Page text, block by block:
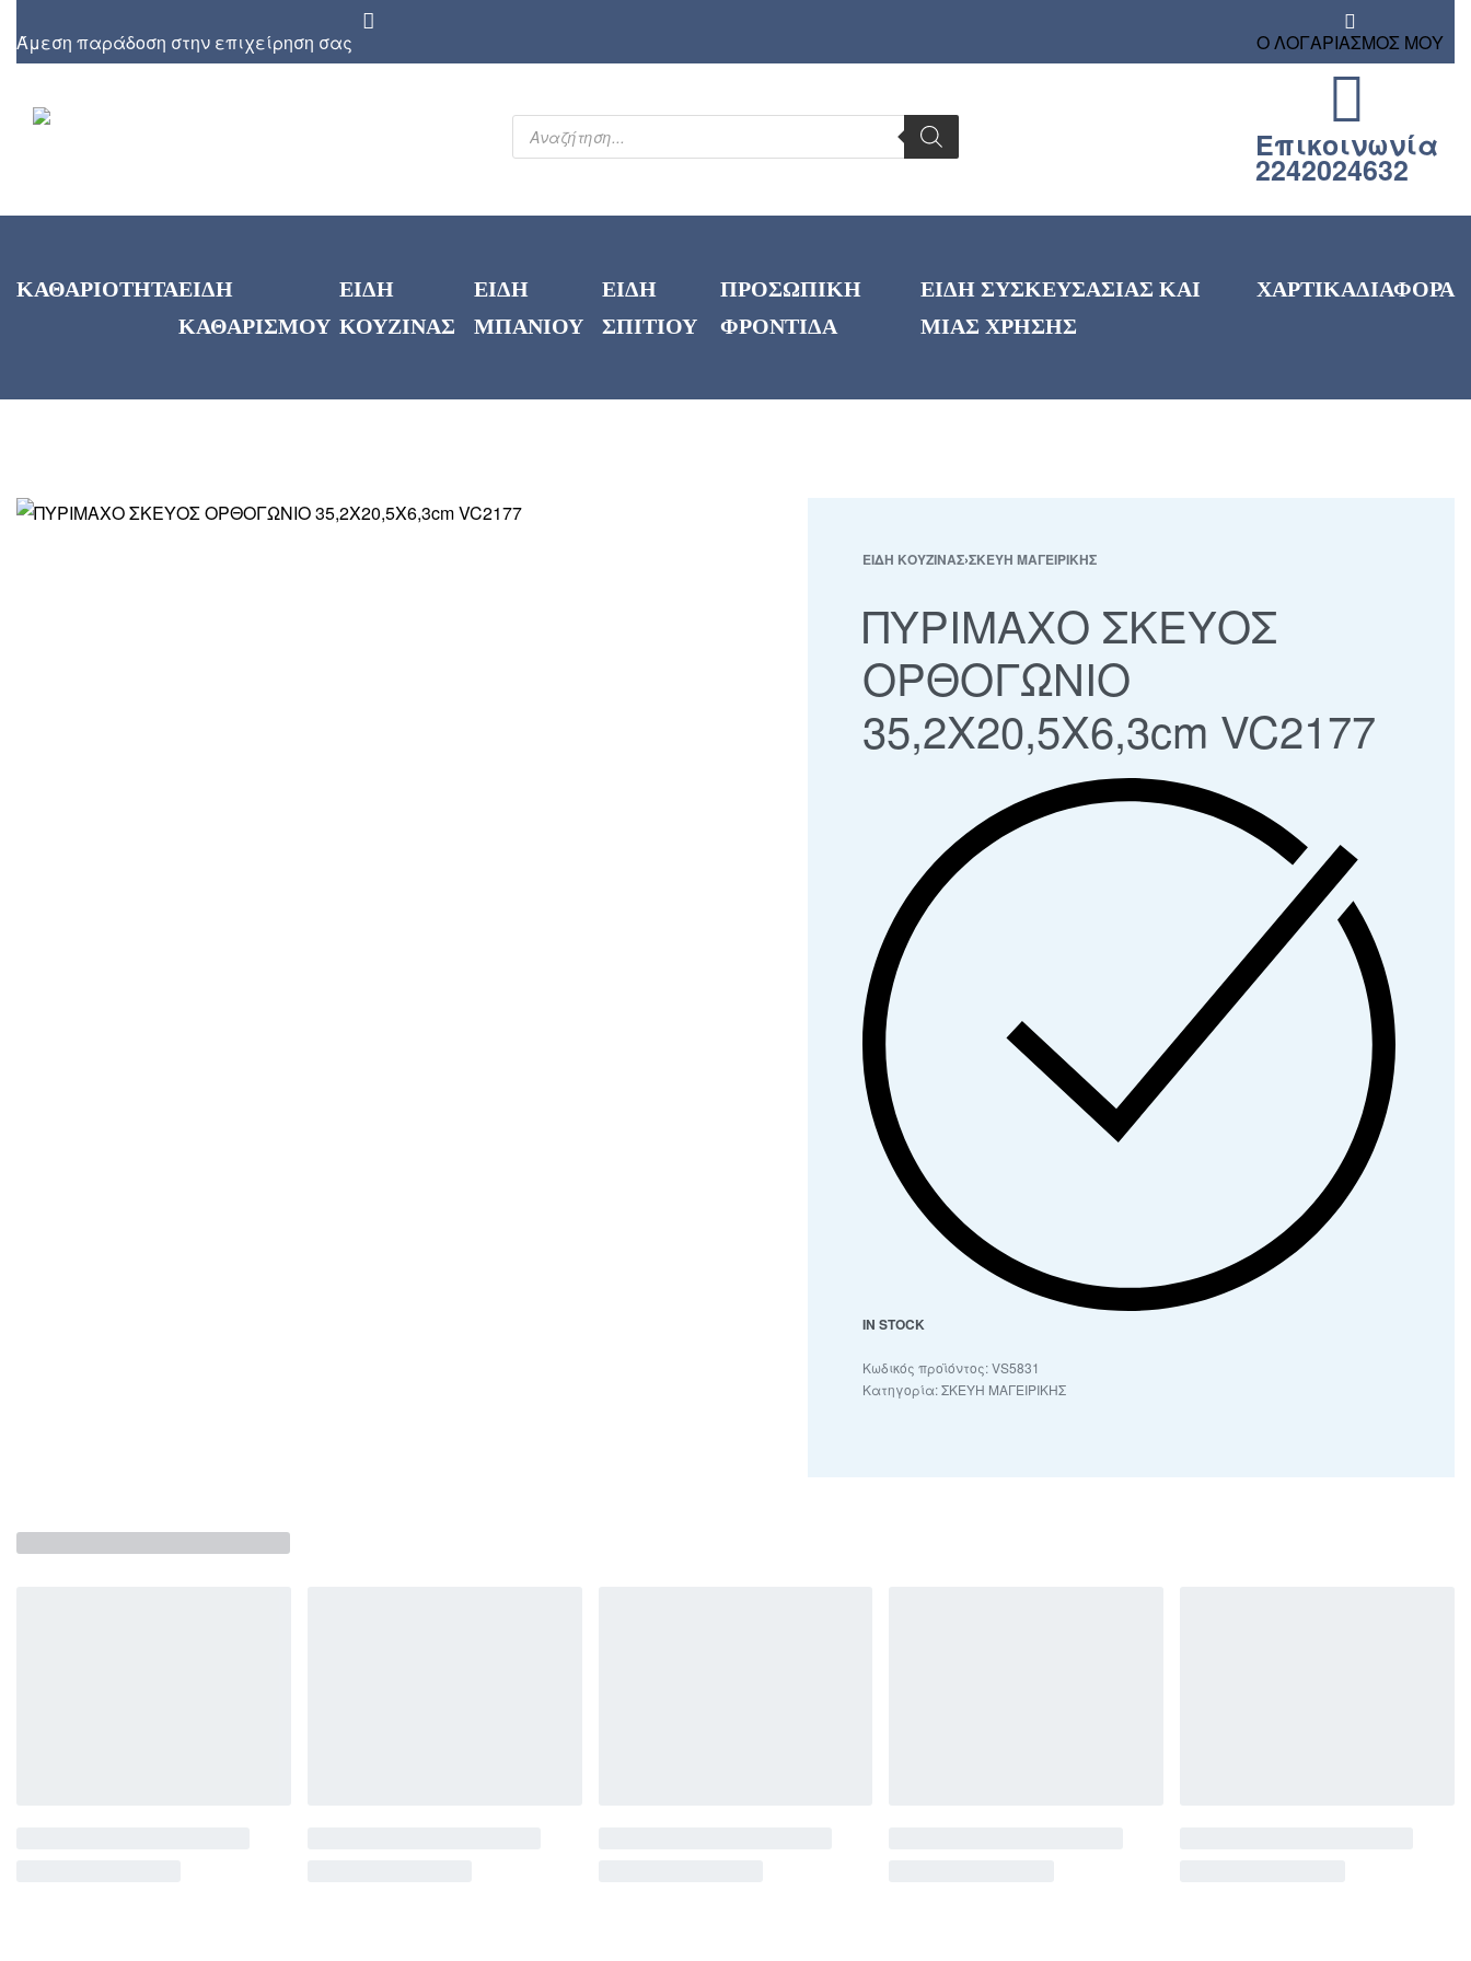
Άμεση παράδοση στην επιχείρηση σας Ο ΛΟΓΑΡΙΑΣΜΟΣ ΜΟΥ
Επικοινωνία
2242024632
ΚΑΘΑΡΙΟΤΗΤΑΕΙΔΗ
ΚΑΘΑΡΙΣΜΟΥ
ΕΙΔΗ
ΚΟΥΖΙΝΑΣ
ΕΙΔΗ
ΜΠΑΝΙΟΥ
ΕΙΔΗ
ΣΠΙΤΙΟΥ
ΠΡΟΣΩΠΙΚΗ
ΦΡΟΝΤΙΔΑ
ΕΙΔΗ ΣΥΣΚΕΥΣΑΣΙΑΣ ΚΑΙ
ΜΙΑΣ ΧΡΗΣΗΣ
ΧΑΡΤΙΚΑΔΙΑΦΟΡΑ
ΕΙΔΗ ΚΟΥΖΙΝΑΣ›ΣΚΕΥΗ ΜΑΓΕΙΡΙΚΗΣ
ΠΥΡΙΜΑΧΟ ΣΚΕΥΟΣ
ΟΡΘΟΓΩΝΙΟ
35,2Χ20,5Χ6,3cm VC2177
IN STOCK
VS5831
Κατηγορία:ΣΚΕΥΗ ΜΑΓΕΙΡΙΚΗΣ